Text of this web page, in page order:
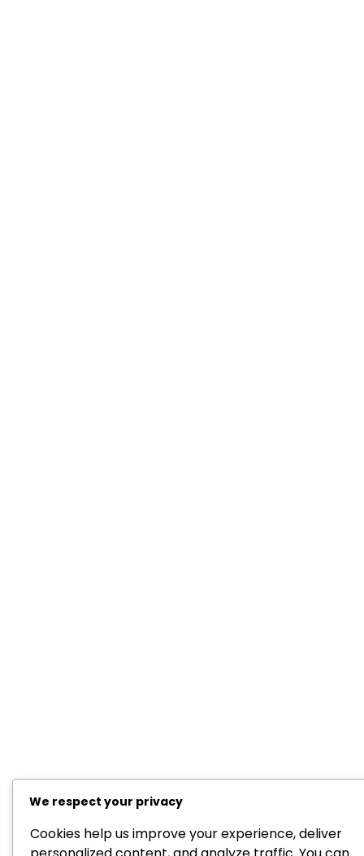
We respect your privacy
Cookies help us improve your experience, deliver